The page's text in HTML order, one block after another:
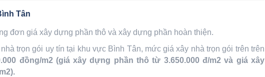
Tân
đơn giá xây dựng phần thô và xây dựng phần hoàn thiện.
trọn gói uy tín tại khu vực Bình Tân, mức giá xây nhà trọn gói trên trên
đồng/m2 (giá xây dựng phần thô từ 3.650.000 đ/m2 và giá xây